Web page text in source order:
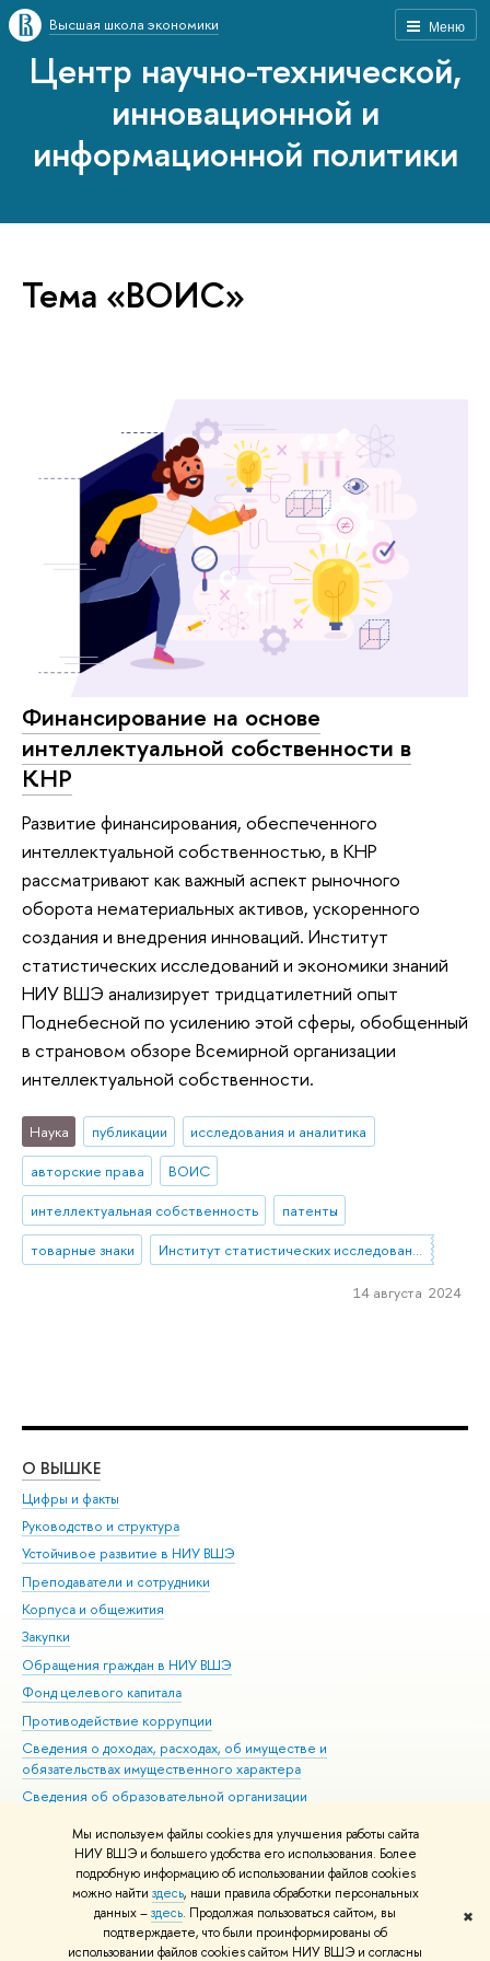
Мы используем файлы cookies для улучшения работы сайта
НИУ ВШЭ и большего удобства его использования. Более
подробную информацию об использовании файлов cookies
можно найти здесь, наши правила обработки персональных
данных –здесь. Продолжая пользоваться сайтом, вы
подтверждаете, что были проинформированы об
использовании файлов cookies сайтом НИУ ВШЭ и согласны
✖
Меню
Высшая школа экономики
Центр научно-технической,
инновационной и
информационной политики
Тема «ВОИС»
Финансирование на основе
интеллектуальной собственности в
КНР
Развитие финансирования, обеспеченного
интеллектуальной собственностью, в КНР
рассматривают как важный аспект рыночного
оборота нематериальных активов, ускоренного
создания и внедрения инноваций. Институт
статистических исследований и экономики знаний
НИУ ВШЭ анализирует тридцатилетний опыт
Поднебесной по усилению этой сферы, обобщенный
в страновом обзоре Всемирной организации
интеллектуальной собственности.
Наука публикации
исследования и аналитика
авторские права
ВОИС
интеллектуальная собственность
патенты
товарные знаки
Институт статистических исследований и экономики знаний
14 августа 2024
О ВЫШКЕ
Цифры и факты
Руководство и структура
Устойчивое развитие в НИУ ВШЭ
Преподаватели и сотрудники
Корпуса и общежития
Закупки
Обращения граждан в НИУ ВШЭ
Фонд целевого капитала
Противодействие коррупции
Сведения о доходах, расходах, об имуществе и
обязательствах имущественного характера
Сведения об образовательной организации
Людям с ограниченными возможностями здоровья
Единая платежная страница
Работа в Вышке
© НИУ ВШЭ 1993–2026 Адреса и контакты Условия использования